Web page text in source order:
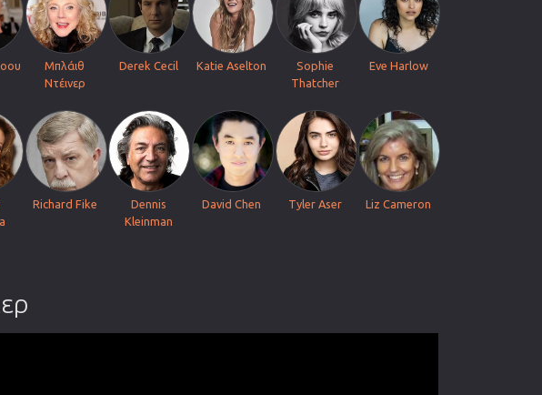
Μπλάιθ
Ντέινερ
Derek Cecil Katie Aselton
Sophie
Thatcher
Eve Harlow
Richard Fike
Dennis
Kleinman
David Chen Tyler Aser Liz Cameron